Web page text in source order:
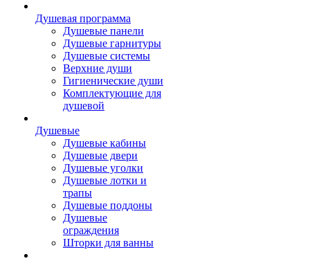
Душевая программа
Душевые панели
Душевые гарнитуры
Душевые системы
Верхние души
Гигиенические души
Комплектующие для
душевой
Душевые
Душевые кабины
Душевые двери
Душевые уголки
Душевые лотки и
трапы
Душевые поддоны
Душевые
ограждения
Шторки для ванны